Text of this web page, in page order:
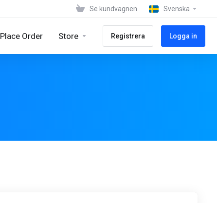
Se kundvagnen Svenska
Place Order Store Registrera Logga in